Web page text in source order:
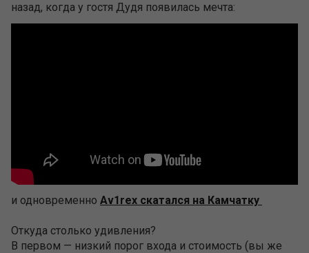
назад, когда у гостя Дудя появилась мечта:
и одновременно Av1rex скатался на Камчатку
Откуда столько удивления?
В первом — низкий порог входа и стоимость (вы же